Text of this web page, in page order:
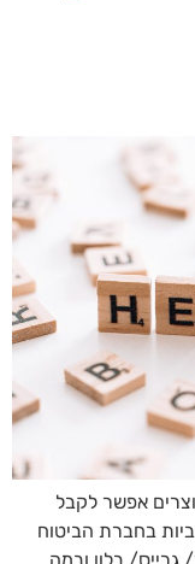
אפשר לקבל
בחברת הביטוח